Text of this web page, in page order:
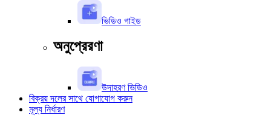
ভিডিও গাইড
অনুপ্রেরণা
উদাহরণ ভিডিও
বিক্রয় দলের সাথে যোগাযোগ করুন
মূল্য নির্ধারণ